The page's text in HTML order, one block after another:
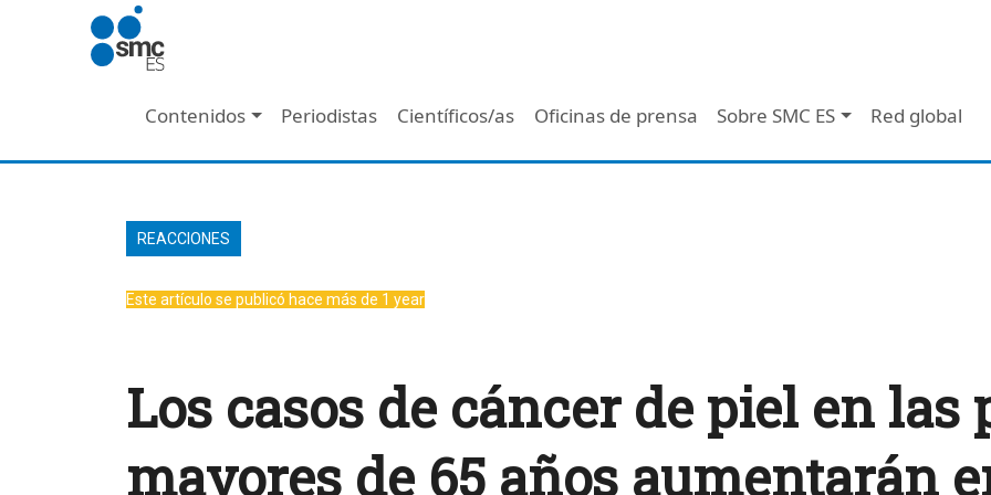
Pasar al contenido principal
Navegación principal - Header
Contenidos Periodistas Científicos/as Oficinas de prensa Sobre SMC ES Red global
REACCIONES
Este artículo se publicó hace más de 1 year
Los casos de cáncer de piel en las
mayores de 65 años aumentarán